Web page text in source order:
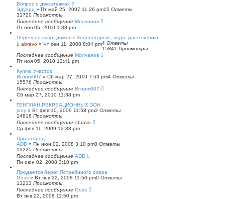
Вопрос о двухэтажках ?
Эдуард » Пт май 25, 2007 11:26 pm15 Ответы
31720 Просмотры
Последнее сообщение Молчанов
Пт ноя 05, 2010 1:38 pm
Перечень авар. домов в Зеленогорске, подл. расселению
abravo » Чт сен 11, 2008 8:04 pm4 Ответы
15841 Просмотры
Последнее сообщение Молчанов
Пт ноя 05, 2010 12:41 pm
Куплю Участок
Игорm007 » Сб мар 27, 2010 7:53 pm4 Ответы
15576 Просмотры
Последнее сообщение Игорm007
Сб мар 27, 2010 11:38 pm
ГЕНПЛАН РЕКРЕАЦИОННЫХ ЗОН
jony » Вт фев 10, 2009 11:58 pm3 Ответы
14818 Просмотры
Последнее сообщение abravo
Ср фев 11, 2009 12:38 pm
Про огород.
ADD » Пн июн 02, 2008 3:10 pm0 Ответы
13225 Просмотры
Последнее сообщение ADD
Пн июн 02, 2008 3:10 pm
Продается берег Ястребиного озера
Goss » Вт янв 22, 2008 11:50 pm0 Ответы
13233 Просмотры
Последнее сообщение Goss
Вт янв 22, 2008 11:50 pm